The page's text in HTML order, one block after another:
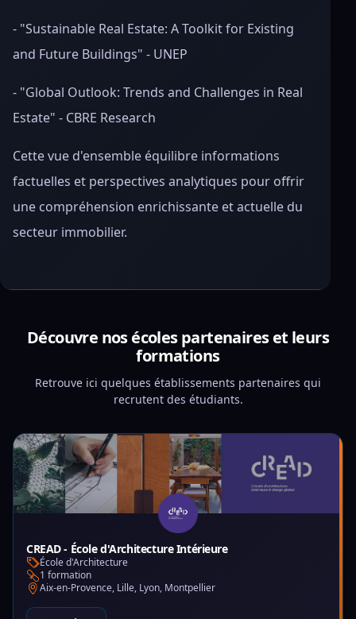
- "Sustainable Real Estate: A Toolkit for Existing
and Future Buildings" - UNEP
- "Global Outlook: Trends and Challenges in Real
Estate" - CBRE Research
Cette vue d'ensemble équilibre informations
factuelles et perspectives analytiques pour offrir
une compréhension enrichissante et actuelle du
secteur immobilier.
Découvre nos écoles partenaires et leurs
formations
Retrouve ici quelques établissements partenaires qui
recrutent des étudiants.
CREAD - École d'Architecture Intérieure
École d'Architecture
1 formation
Aix-en-Provence, Lille, Lyon, Montpellier